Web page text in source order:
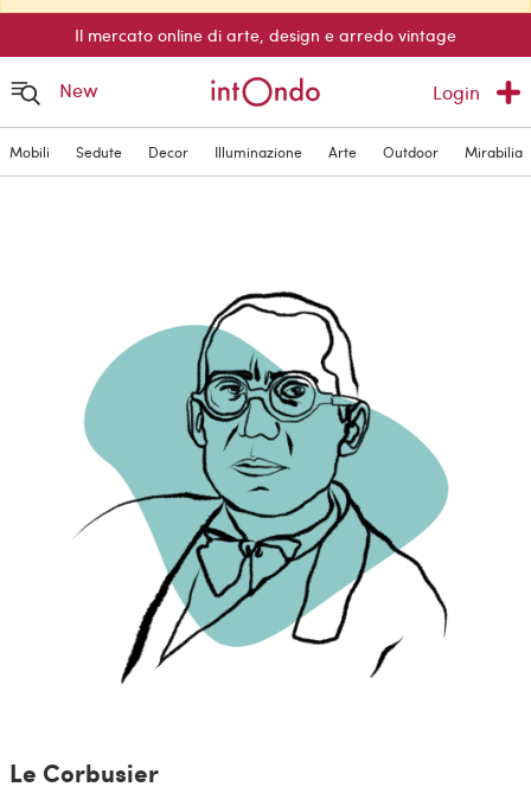
Il mercato online di arte, design e arredo vintage
New Login
Mobili Sedute Decor Illuminazione Arte Outdoor Mirabilia
Le Corbusier